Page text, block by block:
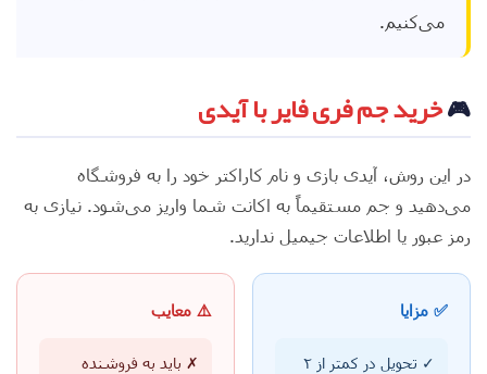
می‌کنیم.
🎮خرید جم فری فایر با آیدی
در این روش، آیدی بازی و نام کاراکتر خود را به فروشگاه
می‌دهید و جم مستقیماً به اکانت شما واریز می‌شود. نیازی به
رمز عبور یا اطلاعات جیمیل ندارید.
✅ مزایا
✓ تحویل در کمتر از ۲
⚠️ معایب
✗ باید به فروشنده